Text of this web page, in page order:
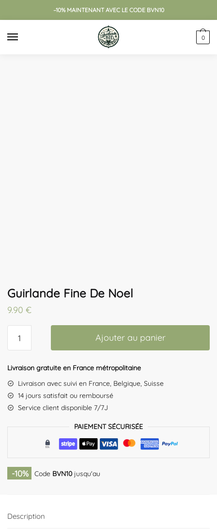
–10% MAINTENANT AVEC LE CODE BVN10
0
Guirlande Fine De Noel
9.90 €
Fine
Noel
Ajouter au panier
Livraison gratuite en France métropolitaine
Livraison avec suivi en France, Belgique, Suisse
14 jours satisfait ou remboursé
Service client disponible 7/7J
PAIEMENT SÉCURISÉE
-10% Code BVN10jusqu'au
Description